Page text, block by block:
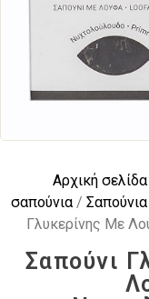
Αρχική σελίδα
σαπούνια/
Γλυκερίνης Με
Σαπούνι